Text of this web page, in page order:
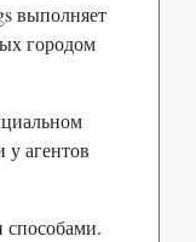
выполняет
городом
у агентов